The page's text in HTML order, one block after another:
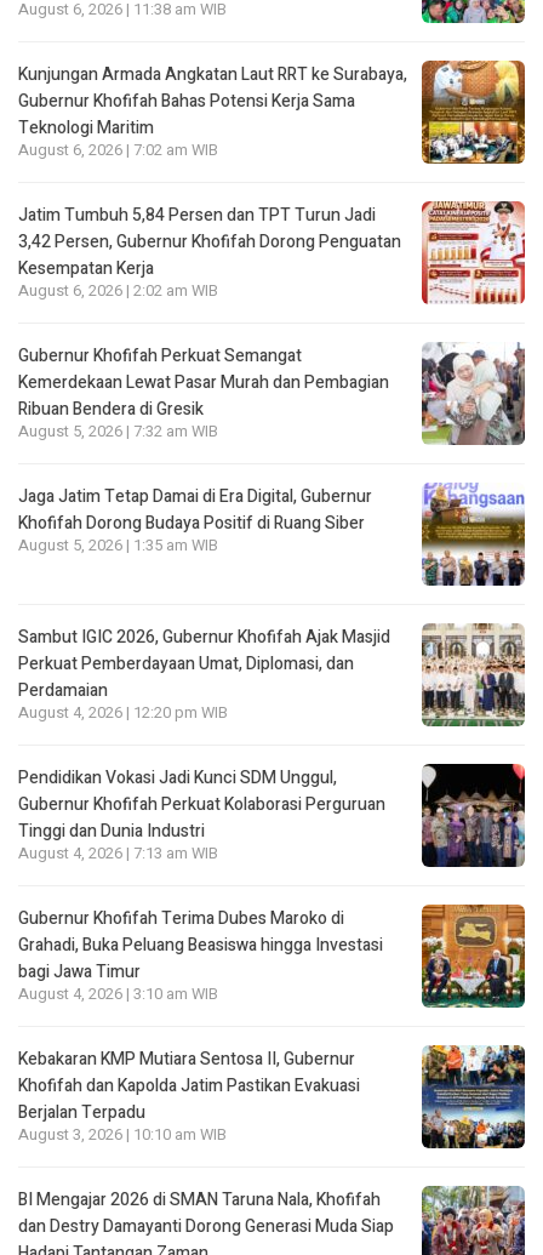
August 6, 2026 | 11:38 am WIB
Kunjungan Armada Angkatan Laut RRT ke Surabaya,
Gubernur Khofifah Bahas Potensi Kerja Sama
Teknologi Maritim
August 6, 2026 | 7:02 am WIB
Jatim Tumbuh 5,84 Persen dan TPT Turun Jadi
3,42 Persen, Gubernur Khofifah Dorong Penguatan
Kesempatan Kerja
August 6, 2026 | 2:02 am WIB
Gubernur Khofifah Perkuat Semangat
Kemerdekaan Lewat Pasar Murah dan Pembagian
Ribuan Bendera di Gresik
August 5, 2026 | 7:32 am WIB
Jaga Jatim Tetap Damai di Era Digital, Gubernur
Khofifah Dorong Budaya Positif di Ruang Siber
August 5, 2026 | 1:35 am WIB
Sambut IGIC 2026, Gubernur Khofifah Ajak Masjid
Perkuat Pemberdayaan Umat, Diplomasi, dan
Perdamaian
August 4, 2026 | 12:20 pm WIB
Pendidikan Vokasi Jadi Kunci SDM Unggul,
Gubernur Khofifah Perkuat Kolaborasi Perguruan
Tinggi dan Dunia Industri
August 4, 2026 | 7:13 am WIB
Gubernur Khofifah Terima Dubes Maroko di
Grahadi, Buka Peluang Beasiswa hingga Investasi
bagi Jawa Timur
August 4, 2026 | 3:10 am WIB
Kebakaran KMP Mutiara Sentosa II, Gubernur
Khofifah dan Kapolda Jatim Pastikan Evakuasi
Berjalan Terpadu
August 3, 2026 | 10:10 am WIB
BI Mengajar 2026 di SMAN Taruna Nala, Khofifah
dan Destry Damayanti Dorong Generasi Muda Siap